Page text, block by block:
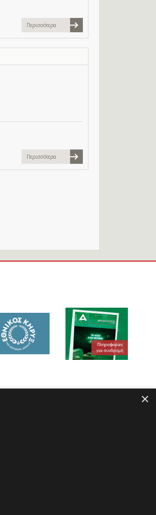
Περισσότερα
Περισσότερα
×